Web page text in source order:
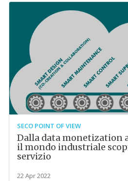
SECO POINT OF VIEW
Dalla data monetization
il mondo industriale
servizio​
22 Apr 2022